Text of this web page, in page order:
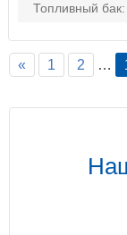
Топливный бак:
« 1 2 …